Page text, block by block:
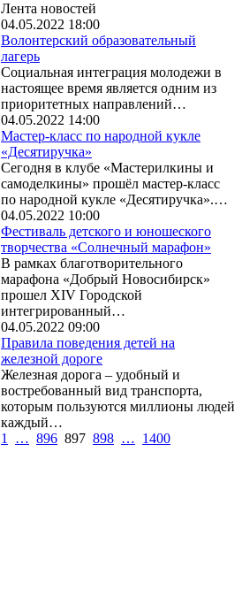
Лента новостей
04.05.2022 18:00
Волонтерский образовательный
лагерь
Социальная интеграция молодежи в
настоящее время является одним из
приоритетных направлений…
04.05.2022 14:00
Мастер-класс по народной кукле
«Десятиручка»
Сегодня в клубе «Мастерилкины и
самоделкины» прошёл мастер-класс
по народной кукле «Десятиручка».…
04.05.2022 10:00
Фестиваль детского и юношеского
творчества «Солнечный марафон»
В рамках благотворительного
марафона «Добрый Новосибирск»
прошел XIV Городской
интегрированный…
04.05.2022 09:00
Правила поведения детей на
железной дороге
Железная дорога – удобный и
востребованный вид транспорта,
которым пользуются миллионы людей
каждый…
1
… 896 897 898 … 1400